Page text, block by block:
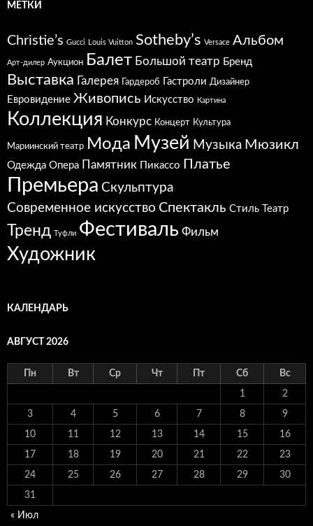
МЕТКИ
Christie’s Gucci Louis Vuitton Sotheby’s Versace Альбом
Арт-дилер Аукцион Балет Большой театр Бренд
Выставка Галерея Гардероб Гастроли Дизайнер
Евровидение Живопись Искусство Картина
Коллекция Конкурс Концерт Культура
Мариинский театр Мода Музей Музыка Мюзикл
Одежда Опера Памятник Пикассо Платье
Премьера Скульптура
Современное искусство Спектакль Стиль Театр
Тренд Туфли Фестиваль Фильм
Художник
КАЛЕНДАРЬ
АВГУСТ 2026
Пн Вт Ср Чт Пт Сб Вс
1 2
3 4 5 6 7 8 9
10 11 12 13 14 15 16
17 18 19 20 21 22 23
24 25 26 27 28 29 30
31
« Июл